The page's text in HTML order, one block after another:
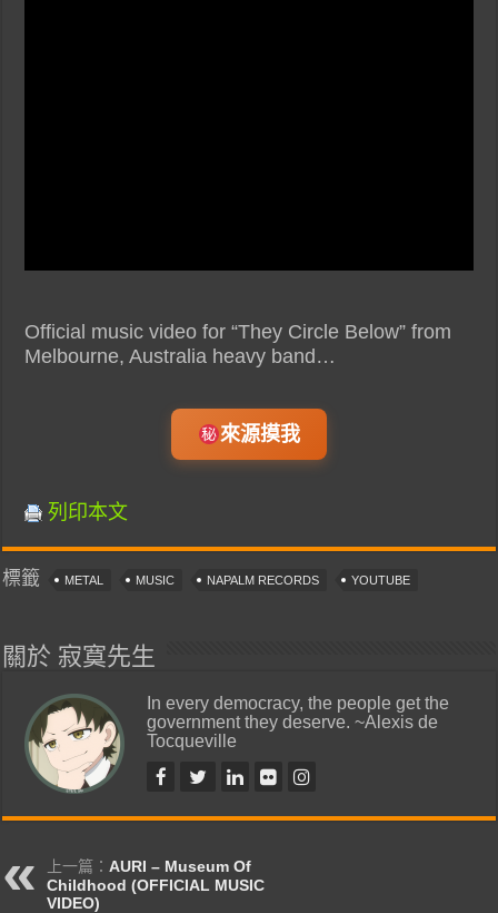
Official music video for “They Circle Below” from
Melbourne, Australia heavy band…
來源摸我
列印本文
標籤 METAL MUSIC NAPALM RECORDS YOUTUBE
關於 寂寞先生
In every democracy, the people get the
government they deserve. ~Alexis de
Tocqueville
上一篇：AURI – Museum Of
Childhood (OFFICIAL MUSIC
VIDEO)